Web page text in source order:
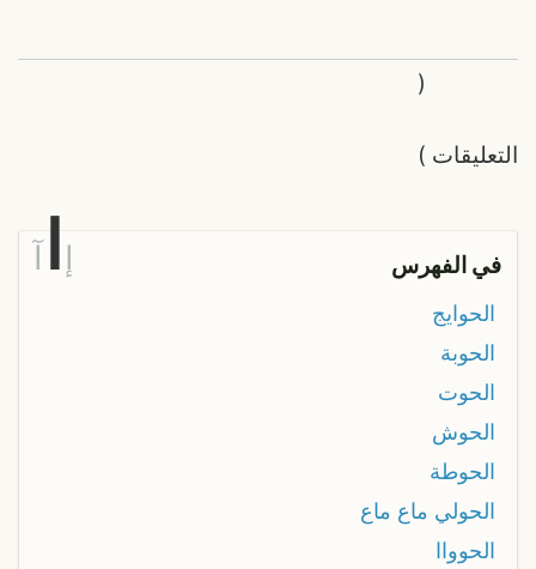
التعليقات
(
)
في الفهرس إ آ
الحوايج
الحوبة
الحوت
الحوش
الحوطة
الحولي ماع ماع
الحوواا